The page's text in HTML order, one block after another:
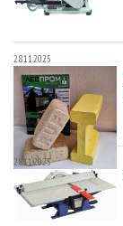
28.11.2025
28.11.2025